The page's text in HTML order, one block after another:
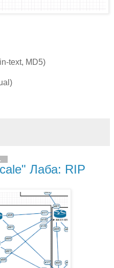
text, MD5)
Лаба: RIP